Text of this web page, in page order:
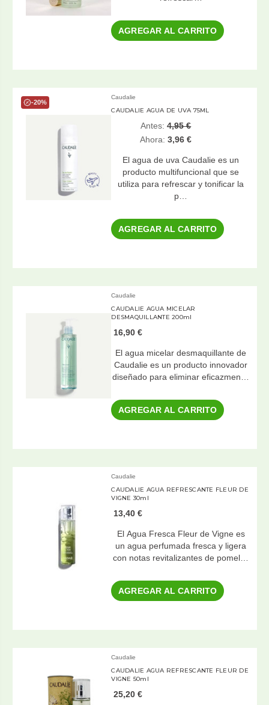
AGREGAR AL CARRITO
-20%
Caudalie
CAUDALIE AGUA DE UVA 75ML
Ahora: 3,96 €
Antes: 4,95 €
El agua de uva Caudalie es un
producto multifuncional que se
utiliza para refrescar y tonificar la
p…
AGREGAR AL CARRITO
Caudalie
CAUDALIE AGUA MICELAR
DESMAQUILLANTE 200ml
16,90 €
El agua micelar desmaquillante de
Caudalie es un producto innovador
diseñado para eliminar eficazmen…
AGREGAR AL CARRITO
Caudalie
CAUDALIE AGUA REFRESCANTE FLEUR DE
VIGNE 30ml
13,40 €
El Agua Fresca Fleur de Vigne es
un agua perfumada fresca y ligera
con notas revitalizantes de pomel…
AGREGAR AL CARRITO
Caudalie
CAUDALIE AGUA REFRESCANTE FLEUR DE
VIGNE 50ml
25,20 €